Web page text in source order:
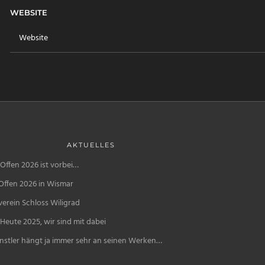
WEBSITE
AKTUELLES
2026 ist vorbei…
2026 in Wismar
Schloss Wiligrad
2025, wir sind mit dabei
hängt ja immer sehr an seinen Werken…